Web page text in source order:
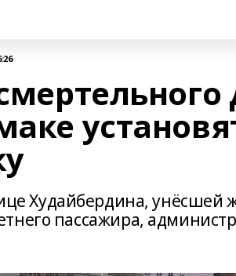
Худайбердина, унёсшей
пассажира,